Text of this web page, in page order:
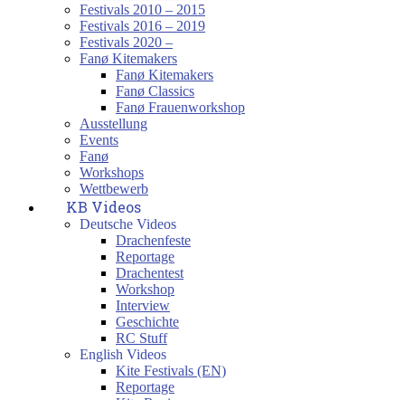
Festivals 2010 – 2015
Festivals 2016 – 2019
Festivals 2020 –
Fanø Kitemakers
Fanø Kitemakers
Fanø Classics
Fanø Frauenworkshop
Ausstellung
Events
Fanø
Workshops
Wettbewerb
KB Videos
Deutsche Videos
Drachenfeste
Reportage
Drachentest
Workshop
Interview
Geschichte
RC Stuff
English Videos
Kite Festivals (EN)
Reportage